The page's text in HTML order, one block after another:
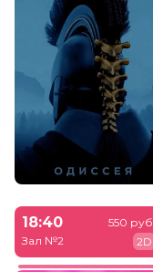
18:40
Зал №2
550 руб.
2D